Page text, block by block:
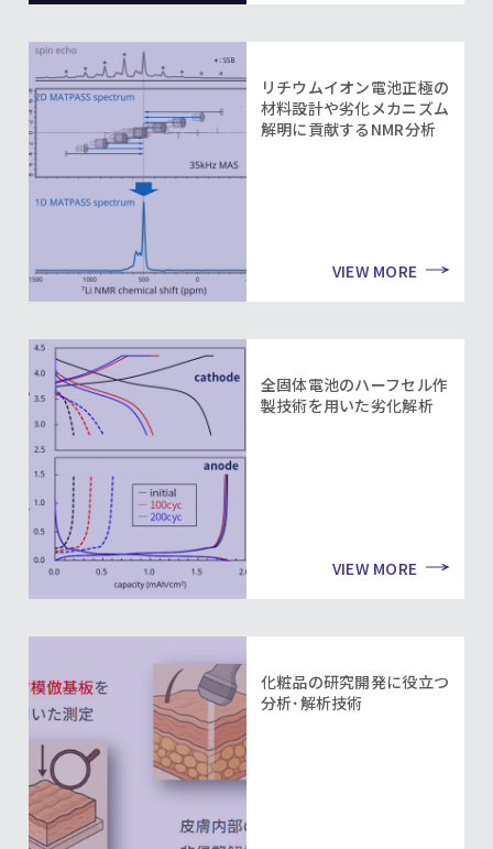
リチウムイオン電池正極の
材料設計や劣化メカニズム
解明に貢献するNMR分析
VIEW MORE
全固体電池のハーフセル作
製技術を用いた劣化解析
VIEW MORE
化粧品の研究開発に役立つ
分析･解析技術